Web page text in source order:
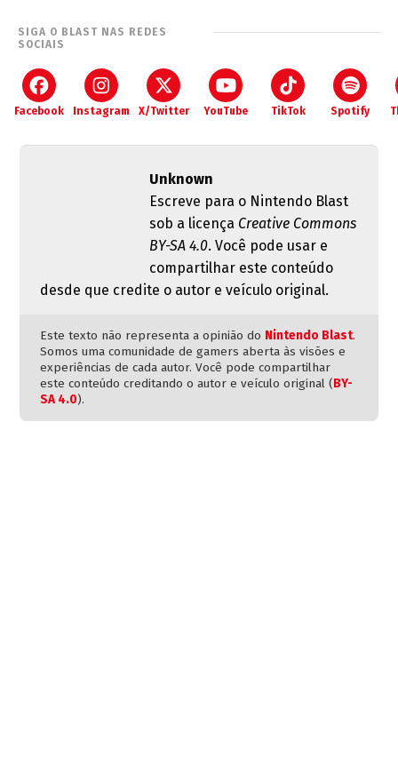
SIGA O BLAST NAS REDES
SOCIAIS
Facebook Instagram X/Twitter YouTube TikTok Spotify
Unknown
Escreve para o Nintendo Blast
sob a licença Creative Commons
BY-SA 4.0. Você pode usar e
compartilhar este conteúdo
desde que credite o autor e veículo original.
Este texto não representa a opinião do Nintendo Blast.
Somos uma comunidade de gamers aberta às visões e
experiências de cada autor. Você pode compartilhar
este conteúdo creditando o autor e veículo original (BY-
SA 4.0).